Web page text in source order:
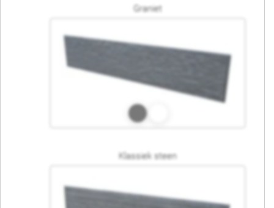
Graniet
Klassiek steen